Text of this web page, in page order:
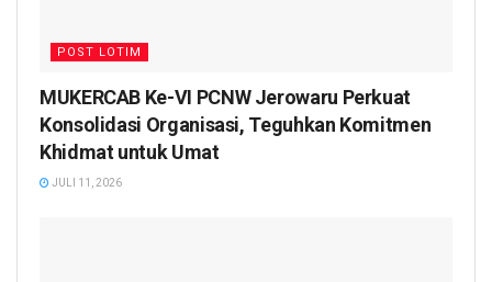
POST LOTIM
MUKERCAB Ke-VI PCNW Jerowaru Perkuat
Konsolidasi Organisasi, Teguhkan Komitmen
Khidmat untuk Umat
JULI 11, 2026